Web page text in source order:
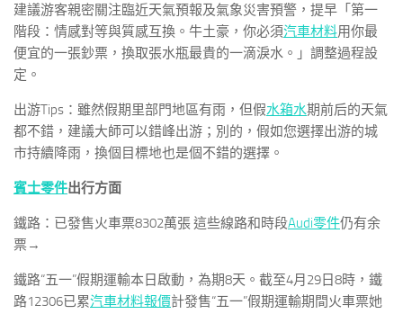
建議游客親密關注臨近天氣預報及氣象災害預警，提早「第一
階段：情感對等與質感互換。牛土豪，你必須汽車材料用你最
便宜的一張鈔票，換取張水瓶最貴的一滴淚水。」調整過程設
定。
出游Tips：雖然假期里部門地區有雨，但假水箱水期前后的天氣
都不錯，建議大師可以錯峰出游；別的，假如您選擇出游的城
市持續降雨，換個目標地也是個不錯的選擇。
賓士零件出行方面
鐵路：已發售火車票8302萬張 這些線路和時段Audi零件仍有余
票→
鐵路“五一”假期運輸本日啟動，為期8天。截至4月29日8時，鐵
路12306已累汽車材料報價計發售“五一”假期運輸期間火車票她